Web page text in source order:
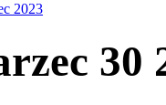
2023
30